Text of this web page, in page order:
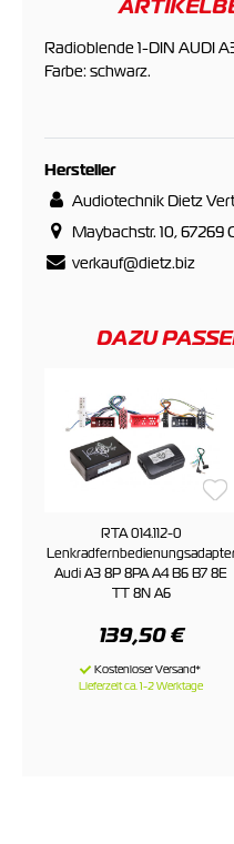
Radioblende 1-DIN AUDI
Farbe: schwarz.
Hersteller
Audiotechnik Dietz
Maybachstr. 10, 67269
verkauf@dietz.biz
DAZU
RTA 014.112-0
Audi A3 8P 8PA A4 B6 B7 8E
TT 8N A6
139,50 €
Lieferzeit ca. 1-2 Werktage